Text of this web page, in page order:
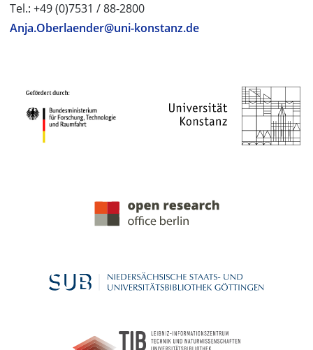
Tel.: +49 (0)7531 / 88-2800
Anja.Oberlaender@uni-konstanz.de